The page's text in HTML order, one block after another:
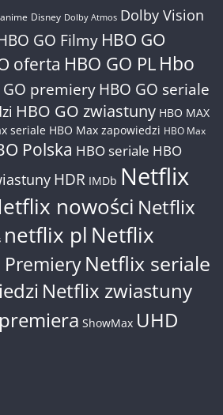
anime Disney Dolby Atmos Dolby Vision
GO Filmy HBO GO
oferta HBO GO PL Hbo
GO premiery HBO GO seriale
HBO GO zwiastuny HBO MAX
seriale HBO Max zapowiedzi HBO Max
Polska HBO seriale HBO
HDR IMDb Netflix
nowości Netflix
netflix pl Netflix
Netflix seriale
Netflix zwiastuny
premiera ShowMax UHD